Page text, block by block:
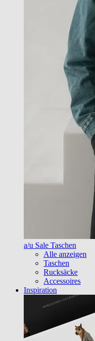
a/u Sale Taschen
Alle anzeigen
Taschen
Rucksäcke
Accessoires
Inspiration